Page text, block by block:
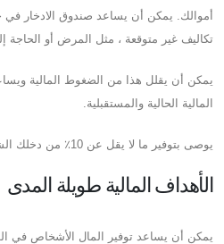
أموالك. يمكن أن يساعد صندوق الادخار
تكاليف غير متوقعة ، مثل المرض أو الحاجة
يمكن أن يقلل هذا من الضغوط المالية
المالية الحالية والمستقبلية.
يوصى بتوفير ما لا يقل عن 10٪ من دخلك الشهري لحالات الطوارئ.
الأهداف المالية طويلة المدى
يمكن أن يساعد توفير المال الأشخاص في